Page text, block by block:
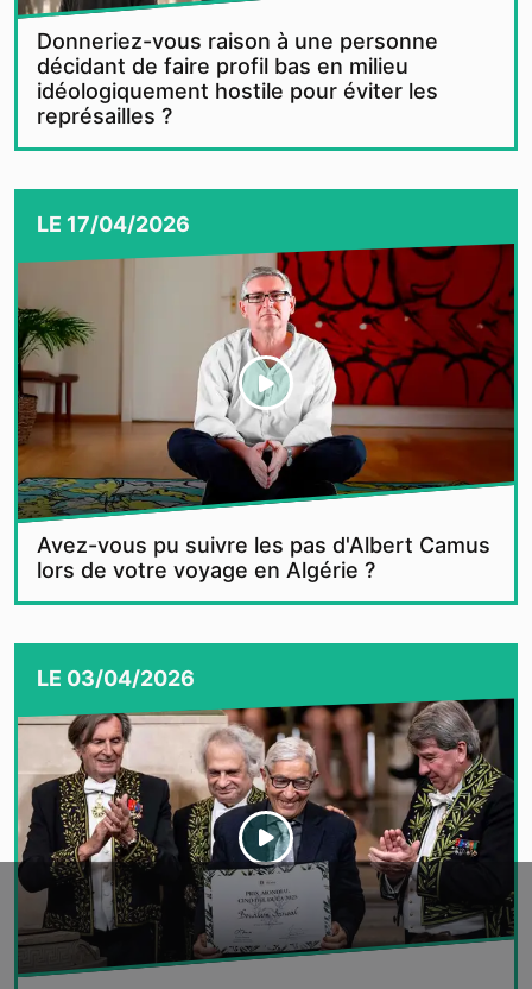
Donneriez-vous raison à une personne
décidant de faire profil bas en milieu
idéologiquement hostile pour éviter les
représailles ?
LE 17/04/2026
Avez-vous pu suivre les pas d'Albert Camus
lors de votre voyage en Algérie ?
LE 03/04/2026